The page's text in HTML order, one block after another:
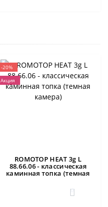
-20%
Акция
ROMOTOP HEAT 3g L
88.66.06 - классическая
каминная топка (темная
0